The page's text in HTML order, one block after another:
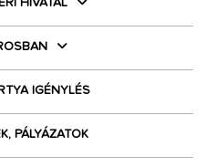
HIVATAL
IGÉNYLÉS
PÁLYÁZATOK